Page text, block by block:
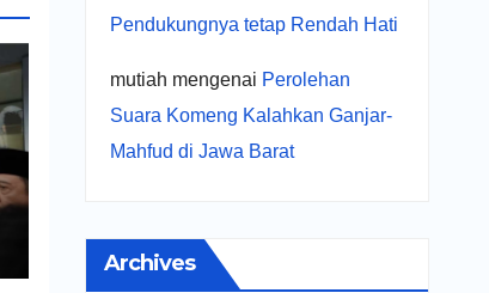
Pendukungnya tetap Rendah Hati
mutiah mengenai Perolehan
Suara Komeng Kalahkan Ganjar-
Mahfud di Jawa Barat
Archives